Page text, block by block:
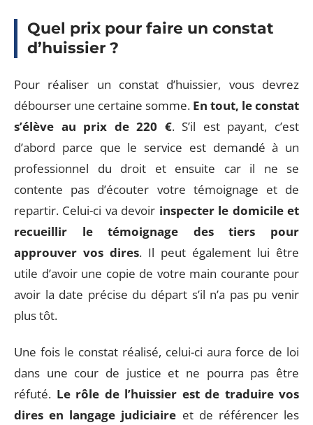
Quel prix pour faire un constat
d’huissier ?
Pour réaliser un constat d’huissier, vous devrez
débourser une certaine somme. En tout, le constat
s’élève au prix de 220 €. S’il est payant, c’est
d’abord parce que le service est demandé à un
professionnel du droit et ensuite car il ne se
contente pas d’écouter votre témoignage et de
repartir. Celui-ci va devoir inspecter le domicile et
recueillir le témoignage des tiers pour
approuver vos dires. Il peut également lui être
utile d’avoir une copie de votre main courante pour
avoir la date précise du départ s’il n’a pas pu venir
plus tôt.
Une fois le constat réalisé, celui-ci aura force de loi
dans une cour de justice et ne pourra pas être
réfuté. Le rôle de l’huissier est de traduire vos
dires en langage judiciaire et de référencer les